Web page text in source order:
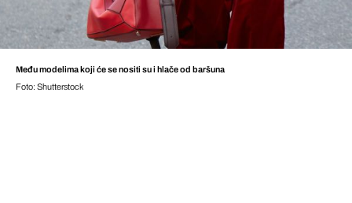
Među modelima koji će se nositi su i hlače od baršuna
Foto: Shutterstock